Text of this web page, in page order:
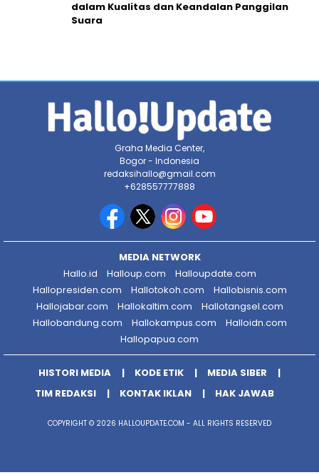
dalam Kualitas dan Keandalan Panggilan
Suara
Graha Media Center,
Bogor - Indonesia
redaksihallo@gmail.com
+628557777888
MEDIA NETWORK
Hallo.id
Halloup.com
Halloupdate.com
Hallopresiden.com
Hallotokoh.com
Hallobisnis.com
Hallojabar.com
Hallokaltim.com
Hallotangsel.com
Hallobandung.com
Hallokampus.com
Halloidn.com
Hallopapua.com
HISTORI MEDIA KODE ETIK
MEDIA SIBER
TIM REDAKSI
KONTAK IKLAN HAK JAWAB
COPYRIGHT © 2026 HALLOUPDATE.COM - ALL RIGHTS RESERVED